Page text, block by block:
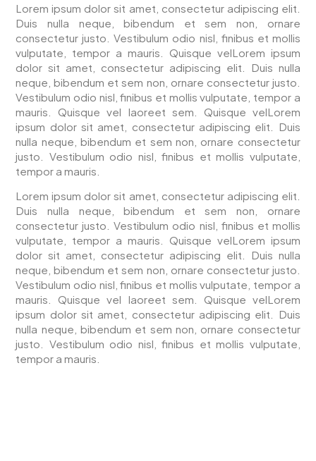
Lorem ipsum dolor sit amet, consectetur adipiscing elit.
Duis nulla neque, bibendum et sem non, ornare
consectetur justo. Vestibulum odio nisl, finibus et mollis
vulputate, tempor a mauris. Quisque velLorem ipsum
dolor sit amet, consectetur adipiscing elit. Duis nulla
neque, bibendum et sem non, ornare consectetur justo.
Vestibulum odio nisl, finibus et mollis vulputate, tempor a
mauris. Quisque vel laoreet sem.
Quisque velLorem
ipsum dolor sit amet, consectetur adipiscing elit. Duis
nulla neque, bibendum et sem non, ornare consectetur
justo. Vestibulum odio nisl, finibus et mollis vulputate,
tempor a mauris.
Lorem ipsum dolor sit amet, consectetur adipiscing elit.
Duis nulla neque, bibendum et sem non, ornare
consectetur justo. Vestibulum odio nisl, finibus et mollis
vulputate, tempor a mauris. Quisque velLorem ipsum
dolor sit amet, consectetur adipiscing elit. Duis nulla
neque, bibendum et sem non, ornare consectetur justo.
Vestibulum odio nisl, finibus et mollis vulputate, tempor a
mauris. Quisque vel laoreet sem. Quisque velLorem
ipsum dolor sit amet, consectetur adipiscing elit. Duis
nulla neque, bibendum et sem non, ornare consectetur
justo. Vestibulum odio nisl, finibus et mollis vulputate,
tempor a mauris.